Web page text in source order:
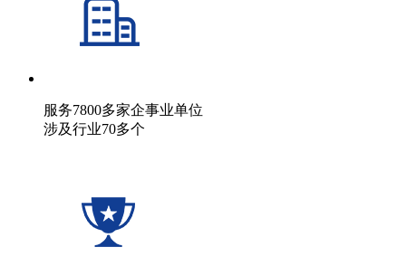
服务7800多家企事业单位
涉及行业70多个